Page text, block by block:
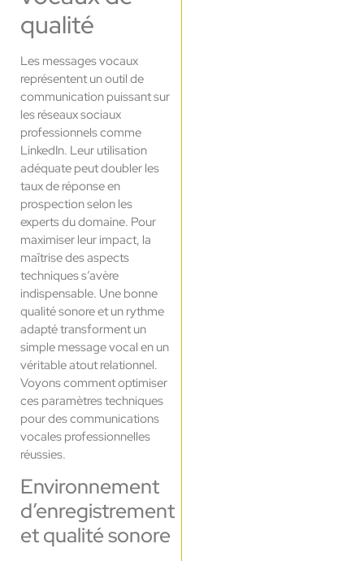
qualité
Les messages vocaux
représentent un outil de
communication puissant sur
les réseaux sociaux
professionnels comme
LinkedIn. Leur utilisation
adéquate peut doubler les
taux de réponse en
prospection selon les
experts du domaine. Pour
maximiser leur impact, la
maîtrise des aspects
techniques s’avère
indispensable. Une bonne
qualité sonore et un rythme
adapté transforment un
simple message vocal en un
véritable atout relationnel.
Voyons comment optimiser
ces paramètres techniques
pour des communications
vocales professionnelles
réussies.
Environnement
d’enregistrement
et qualité sonore